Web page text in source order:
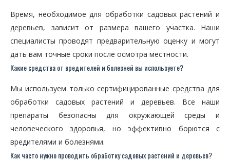
Время, необходимое для обработки садовых растений и
деревьев, зависит от размера вашего участка. Наши
специалисты проводят предварительную оценку и могут
дать вам точные сроки после осмотра местности.
Какие средства от вредителей и болезней вы используете?
Мы используем только сертифицированные средства для
обработки садовых растений и деревьев. Все наши
препараты безопасны для окружающей среды и
человеческого здоровья, но эффективно борются с
вредителями и болезнями.
Как часто нужно проводить обработку садовых растений и деревьев?